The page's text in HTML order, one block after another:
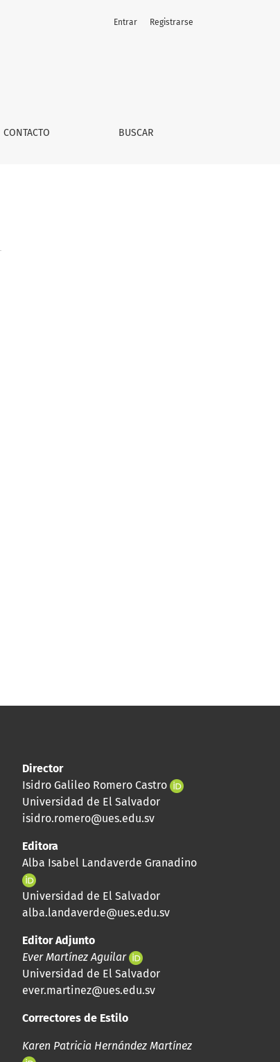
CONTACTO BUSCAR
Entrar Registrarse
Director
Isidro Galileo Romero Castro
Universidad de El Salvador
isidro.romero@ues.edu.sv
Editora
Alba Isabel Landaverde Granadino
Universidad de El Salvador
alba.landaverde@ues.edu.sv
Editor Adjunto
Ever Martínez Aguilar
Universidad de El Salvador
ever.martinez@ues.edu.sv
Correctores de Estilo
Karen Patricia Hernández Martínez